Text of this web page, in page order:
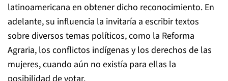
latinoamericana en obtener dicho reconocimiento. En
adelante, su influencia la invitaría a escribir textos
sobre diversos temas políticos, como la Reforma
Agraria, los conflictos indígenas y los derechos de las
mujeres, cuando aún no existía para ellas la